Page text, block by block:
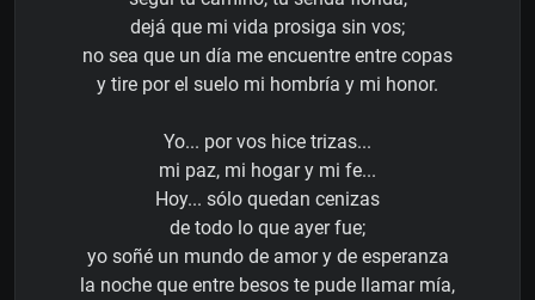
dejá que mi vida prosiga sin vos;
no sea que un día me encuentre entre copas
y tire por el suelo mi hombría y mi honor.
Yo... por vos hice trizas...
mi paz, mi hogar y mi fe...
Hoy... sólo quedan cenizas
de todo lo que ayer fue;
yo soñé un mundo de amor y de esperanza
la noche que entre besos te pude llamar mía,